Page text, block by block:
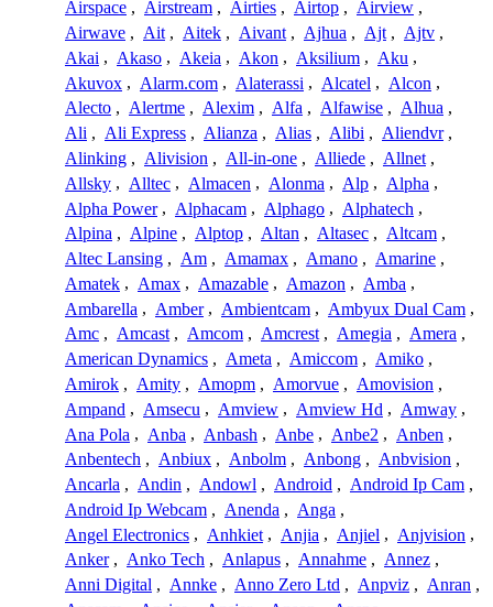
Airspace , Airstream , Airties , Airtop , Airview ,
Airwave , Ait , Aitek , Aivant , Ajhua , Ajt , Ajtv ,
Akai , Akaso , Akeia , Akon , Aksilium , Aku ,
Akuvox , Alarm.com , Alaterassi , Alcatel , Alcon ,
Alecto , Alertme , Alexim , Alfa , Alfawise , Alhua ,
Ali , Ali Express , Alianza , Alias , Alibi , Aliendvr ,
Alinking , Alivision , All-in-one , Alliede , Allnet ,
Allsky , Alltec , Almacen , Alonma , Alp , Alpha ,
Alpha Power , Alphacam , Alphago , Alphatech ,
Alpina , Alpine , Alptop , Altan , Altasec , Altcam ,
Altec Lansing , Am , Amamax , Amano , Amarine ,
Amatek , Amax , Amazable , Amazon , Amba ,
Ambarella , Amber , Ambientcam , Ambyux Dual Cam ,
Amc , Amcast , Amcom , Amcrest , Amegia , Amera ,
American Dynamics , Ameta , Amiccom , Amiko ,
Amirok , Amity , Amopm , Amorvue , Amovision ,
Ampand , Amsecu , Amview , Amview Hd , Amway ,
Ana Pola , Anba , Anbash , Anbe , Anbe2 , Anben ,
Anbentech , Anbiux , Anbolm , Anbong , Anbvision ,
Ancarla , Andin , Andowl , Android , Android Ip Cam ,
Android Ip Webcam , Anenda , Anga ,
Angel Electronics , Anhkiet , Anjia , Anjiel , Anjvision ,
Anker , Anko Tech , Anlapus , Annahme , Annez ,
Anni Digital , Annke , Anno Zero Ltd , Anpviz , Anran ,